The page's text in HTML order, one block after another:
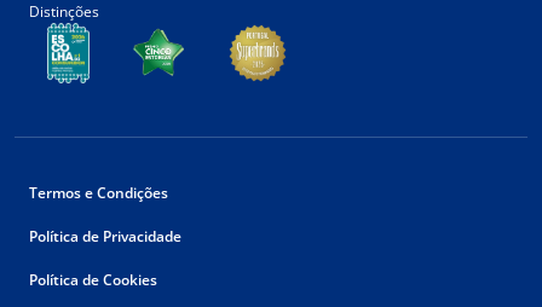
Distinções
Termos e Condições
Política de Privacidade
Política de Cookies